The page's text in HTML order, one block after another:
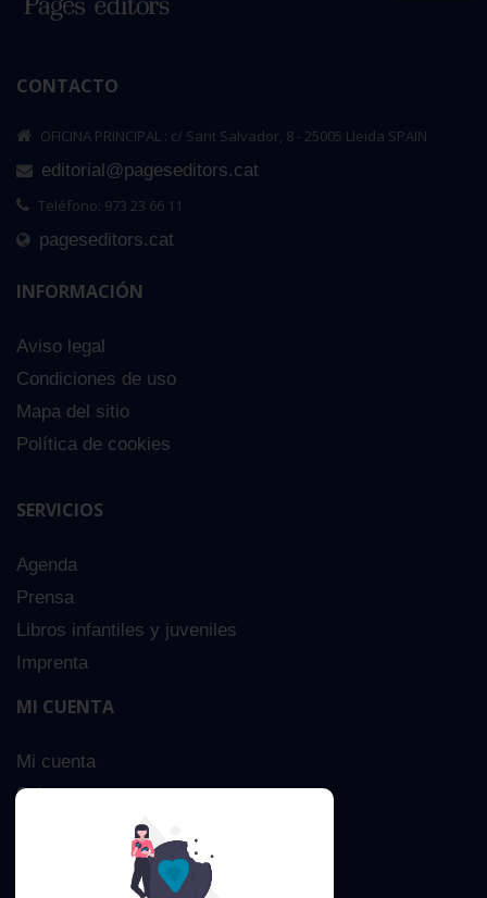
CONTACTO
OFICINA PRINCIPAL : c/ Sant Salvador, 8 - 25005 Lleida SPAIN
editorial@pageseditors.cat
Teléfono: 973 23 66 11
pageseditors.cat
INFORMACIÓN
Aviso legal
Condiciones de uso
Mapa del sitio
Política de cookies
SERVICIOS
Agenda
Prensa
Libros infantiles y juveniles
Imprenta
MI CUENTA
Mi cuenta
Sobre nosotros
Búsqueda Avanzada